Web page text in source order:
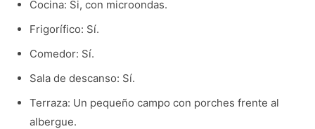
Cocina: Si, con microondas.
Frigorífico: Sí.
Comedor: Sí.
Sala de descanso: Sí.
Terraza: Un pequeño campo con porches frente al
albergue.